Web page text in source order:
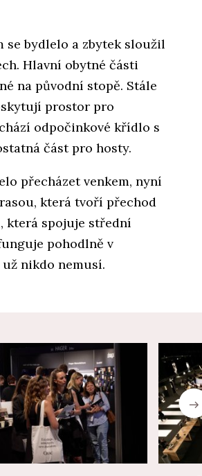
se bydlelo a zbytek sloužil
Hlavní obytné části
na původní stopě. Stále
prostor pro
odpočinkové křídlo s
část pro hosty.
přecházet venkem, nyní
která tvoří přechod
která spojuje střední
pohodlně v
nikdo nemusí.